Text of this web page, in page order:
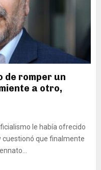
de romper un
a otro,
le había ofrecido
cuestionó que finalmente